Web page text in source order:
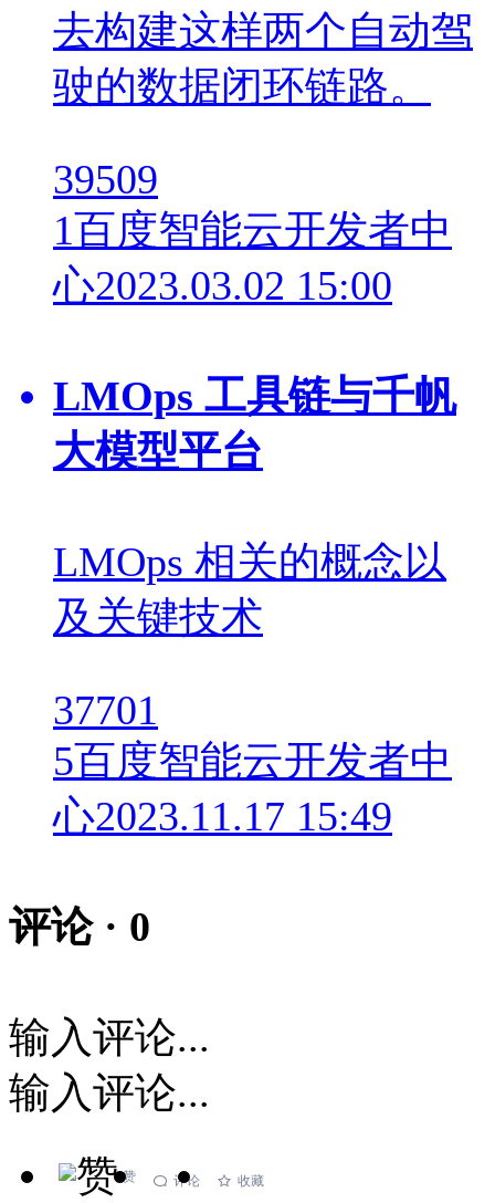
去构建这样两个自动驾
驶的数据闭环链路。
39509
1百度智能云开发者中
心2023.03.02 15:00
LMOps 工具链与千帆
大模型平台
LMOps 相关的概念以
及关键技术
37701
5百度智能云开发者中
心2023.11.17 15:49
评论 · 0
输入评论...
输入评论...
赞 评论 收藏